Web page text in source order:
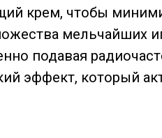
крем, чтобы
мельчайших
подавая
эффект, который